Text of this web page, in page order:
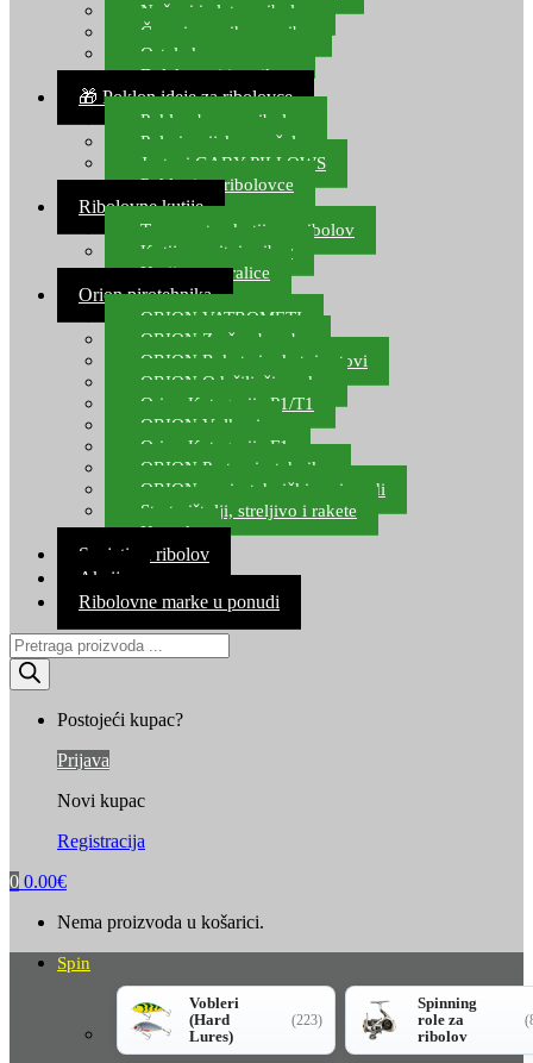
Noževi i alat za ribolov
Čamci za prihranu ribe
Ostala kamp oprema
Dalekozori i optika
🎁 Poklon ideje za ribolovce
Poklon bon za ribolov
Polarizacijske naočale
Jastuci GABY PILLOWS
Pokloni za ribolovce
Ribolovne kutije
Transportne kutije za ribolov
Kutije za sitni pribor
Kutije za varalice
Orion pirotehnika
ORION VATROMETI
ORION Zračne bombe
ORION Rakete i raketni setovi
ORION Odašiljači zvuka
Orion Kategorija P1/T1
ORION Vulkani
Orion Kategorija F1
ORION Party pirotehnika
ORION nepirotehnički proizvodi
Start pištolji, streljivo i rakete
Kontakt
Savjeti za ribolov
Akcija
Ribolovne marke u ponudi
Products
search
Postojeći kupac?
Prijava
Novi kupac
Registracija
0 0.00€
Nema proizvoda u košarici.
Spin
Vobleri
(Hard
Lures)
(223)
Spinning
role za
ribolov